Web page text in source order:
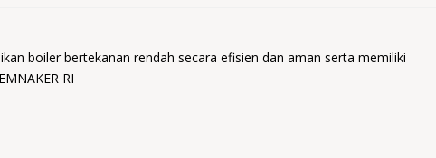
boiler bertekanan rendah secara efisien dan aman serta memiliki
RI